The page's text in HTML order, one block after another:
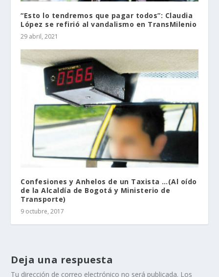
“Esto lo tendremos que pagar todos”: Claudia
López se refirió al vandalismo en TransMilenio
29 abril, 2021
Confesiones y Anhelos de un Taxista …(Al oído
de la Alcaldía de Bogotá y Ministerio de
Transporte)
9 octubre, 2017
Deja una respuesta
Tu dirección de correo electrónico no será publicada. Los